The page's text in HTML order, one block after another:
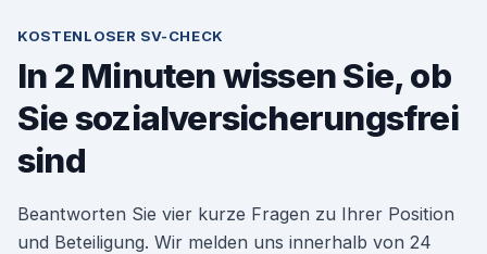
KOSTENLOSER SV-CHECK
In 2 Minuten wissen Sie, ob
Sie sozialversicherungsfrei
sind
Beantworten Sie vier kurze Fragen zu Ihrer Position
und Beteiligung. Wir melden uns innerhalb von 24